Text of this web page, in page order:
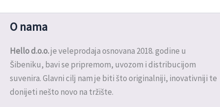
O nama
Hello d.o.o.je veleprodaja osnovana 2018. godine u
Šibeniku, bavi se pripremom, uvozom i distribucijom
suvenira. Glavni cilj nam je biti što originalniji, inovativniji te
donijeti nešto novo na tržište.